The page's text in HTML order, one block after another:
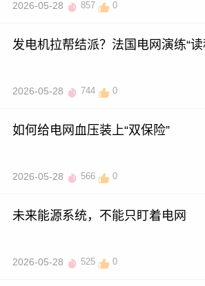
2026-05-28 857 0
发电机拉帮结派？法国电网演练“读
2026-05-28 744 0
如何给电网血压装上“双保险”
2026-05-28 566 0
未来能源系统，不能只盯着电网
2026-05-28 525 0